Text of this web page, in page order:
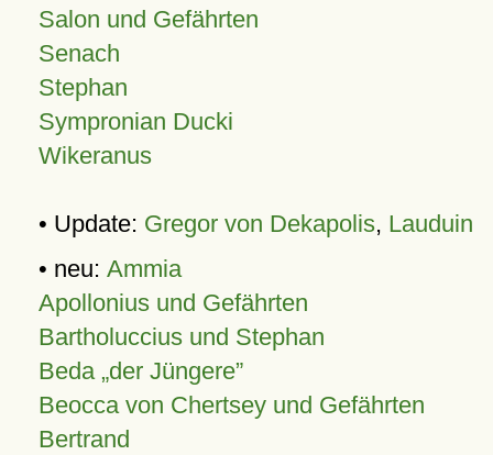
Salon und Gefährten
Senach
Stephan
Sympronian Ducki
Wikeranus
• Update: Gregor von Dekapolis, Lauduin
• neu: Ammia
Apollonius und Gefährten
Bartholuccius und Stephan
Beda „der Jüngere”
Beocca von Chertsey und Gefährten
Bertrand